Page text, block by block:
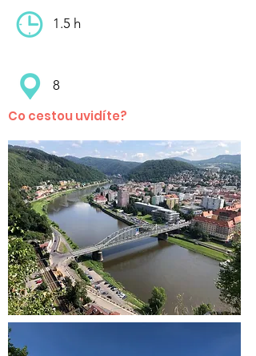
1.5 h
8
Co cestou uvidíte?